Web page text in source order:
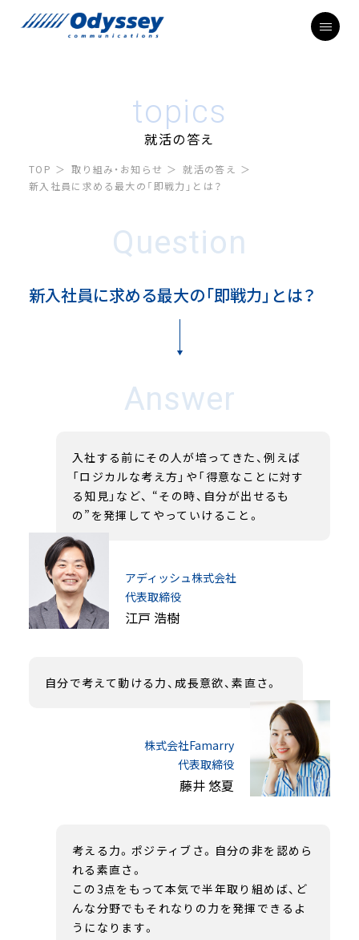
topics
就活の答え
TOP 取り組み・お知らせ
就活の答え
新入社員に求める最大の「即戦力」とは？
Question
新入社員に求める最大の「即戦力」とは？
Answer
入社する前にその人が培ってきた、例えば
「ロジカルな考え方」や「得意なことに対す
る知見」など、 “その時、自分が出せるも
の”を発揮してやっていけること。
アディッシュ株式会社
代表取締役
江戸 浩樹
自分で考えて動ける力、成長意欲、素直さ。
株式会社Famarry
代表取締役
藤井 悠夏
考える力。ポジティブさ。自分の非を認めら
れる素直さ。
この3点をもって本気で半年取り組めば、ど
んな分野でもそれなりの力を発揮できるよ
うになります。